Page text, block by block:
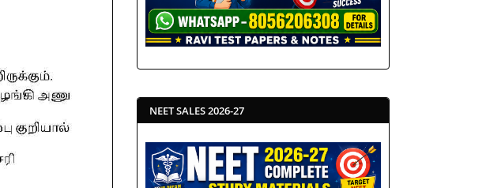
NEET SALES 2026-27